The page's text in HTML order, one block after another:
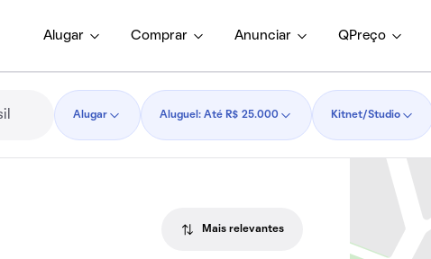
Alugar Comprar Anunciar QPreço
Alugar Aluguel: Até R$ 25.000 Kitnet/Studio
Mais relevantes